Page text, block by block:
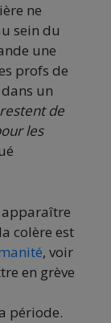
ne
sein du
une
profs de
un
de
les
apparaître
colère est
, voir
en grève
période.